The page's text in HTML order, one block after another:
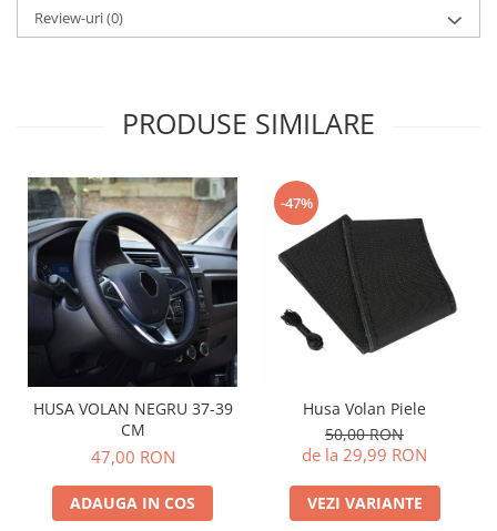
Review-uri(0)
PRODUSE SIMILARE
HUSA VOLAN NEGRU 37-39
CM
47,00 RON
ADAUGA IN COS
-47%
Husa Volan Piele
50,00 RON
de la 29,99 RON
VEZI VARIANTE